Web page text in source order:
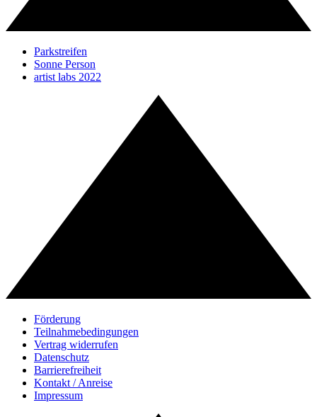
Parkstreifen
Sonne Person
artist labs 2022
Förderung
Teilnahmebedingungen
Vertrag widerrufen
Datenschutz
Barrierefreiheit
Kontakt / Anreise
Impressum